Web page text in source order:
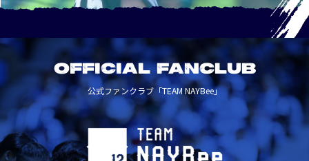
OFFICIAL FANCLUB
公式ファンクラブ「TEAM NAYBee」